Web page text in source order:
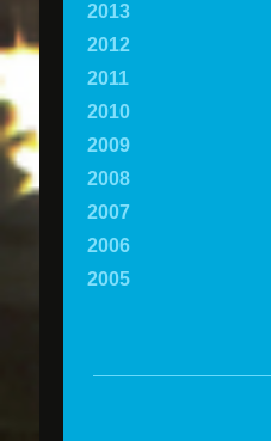
2013
2012
2011
2010
2009
2008
2007
2006
2005